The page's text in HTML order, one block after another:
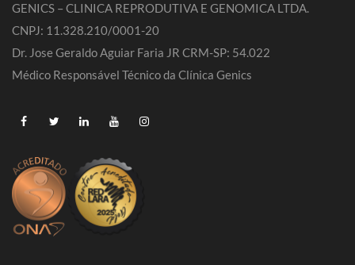
GENICS – CLINICA REPRODUTIVA E GENOMICA LTDA.
CNPJ: 11.328.210/0001-20
Dr. Jose Geraldo Aguiar Faria JR CRM-SP: 54.022
Médico Responsável Técnico da Clínica Genics